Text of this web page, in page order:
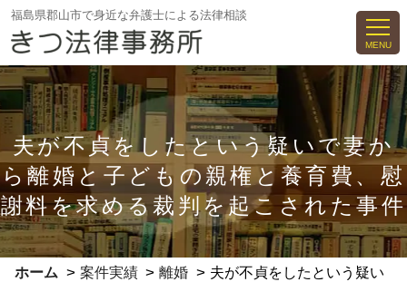
コ
ン
へ
ス
キ
ッ
プ
福島県郡山市で身近な弁護士による法律相談
MENU
夫が不貞をしたという疑いで妻か
ら離婚と子どもの親権と養育費、慰
謝料を求める裁判を起こされた事件
ホーム > 案件実績 > 離婚 > 夫が不貞をしたという疑い